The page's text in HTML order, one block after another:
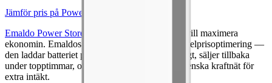
Jämför pris på Power Store AI
Emaldo Power Store AI
är vårt val för dig som vill maximera
ekonomin. Emaldos algoritm är specialiserad på elprisoptimering —
den laddar batteriet på natten när spotpriset är lågt, säljer tillbaka
under topptimmar, och deltar i stödtjänster åt Svenska kraftnät för
extra intäkt.